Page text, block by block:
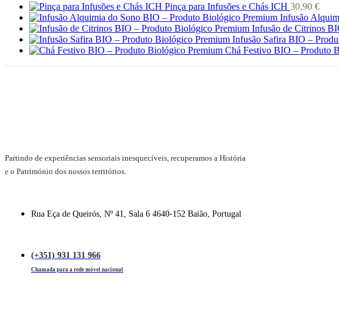
Pinça para Infusões e Chás ICH 30,90 €
Infusão
Infusão de Citrinos
Infusão Safira BIO –
Chá Festivo BIO – Produto
Partindo de experiências sensoriais inesquecíveis, recuperamos a História
e o Património dos nossos territórios.
Rua Eça de Queirós, Nº 41, Sala 6 4640-152 Baião, Portugal
(+351) 931 131 966
Chamada para a rede móvel nacional